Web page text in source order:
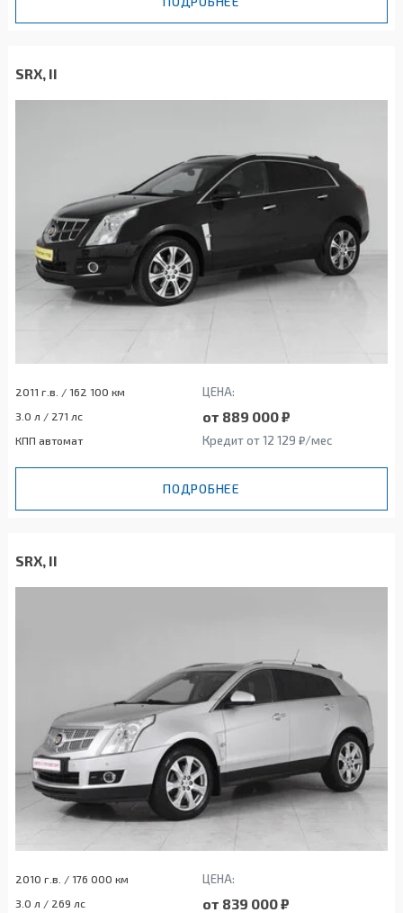
SRX, II
2011 г.в. / 162 100 км ЦЕНА:
3.0 л / 271 лс от 889 000 ₽
КПП автомат Кредит от 12 129 ₽/мес
ПОДРОБНЕЕ
SRX, II
2010 г.в. / 176 000 км ЦЕНА:
3.0 л / 269 лс от 839 000 ₽